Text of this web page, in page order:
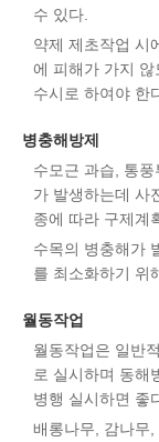
수 있다.
약제 제초작업 시
에 피해가 가지
수시로 하여야 한
병충해방제
수모근 과습, 통
가 발생하는데 사
종에 따라 구제계
수목의 병충해가
를 최소화하기 위
월동작업
월동작업은 일반
로 실시하며 동해
병행 실시하면 좋
배롱나무, 감나무